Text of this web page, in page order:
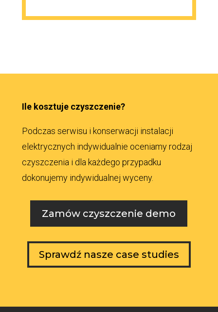
Ile kosztuje czyszczenie?
Podczas serwisu i konserwacji instalacji
elektrycznych indywidualnie oceniamy rodzaj
czyszczenia i dla każdego przypadku
dokonujemy indywidualnej wyceny.
Zamów czyszczenie demo
Sprawdź nasze case studies